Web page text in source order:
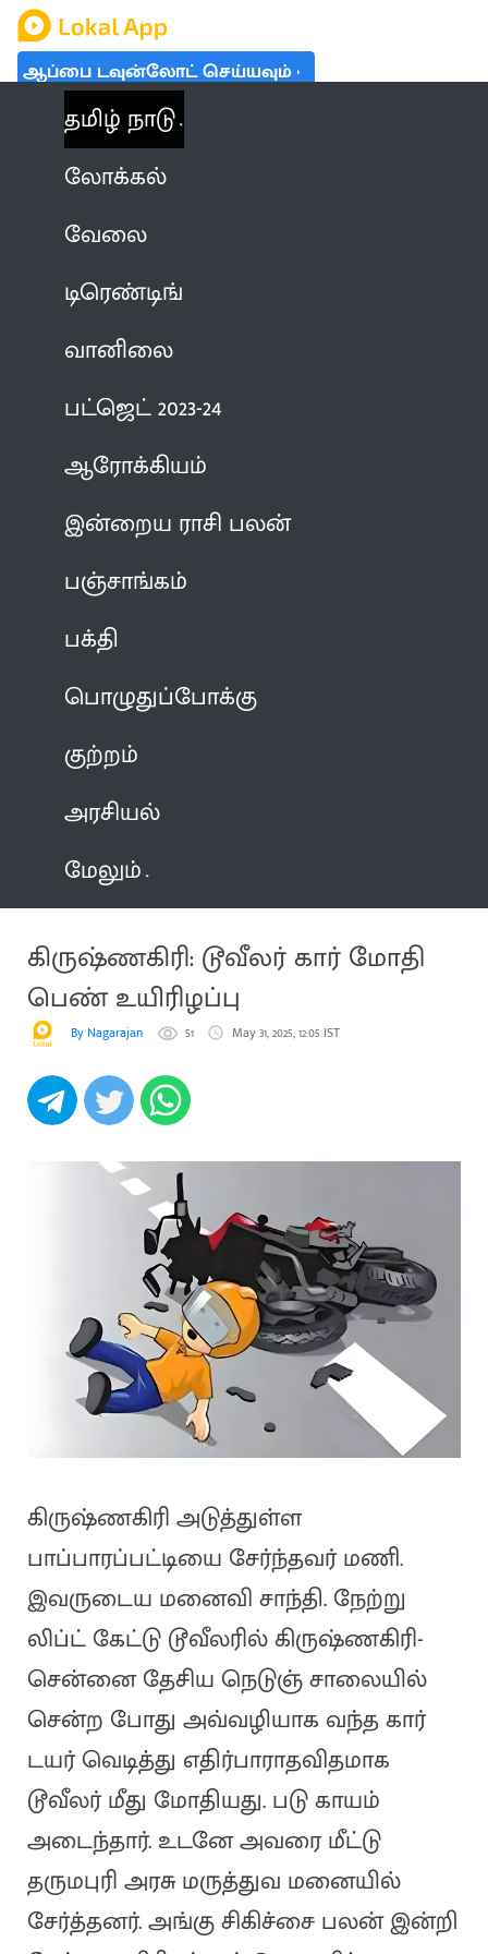
ஆப்பை டவுன்லோட் செய்யவும்
தமிழ் நாடு
லோக்கல்
வேலை
டிரெண்டிங்
வானிலை
பட்ஜெட் 2023-24
ஆரோக்கியம்
இன்றைய ராசி பலன்
பஞ்சாங்கம்
பக்தி
பொழுதுப்போக்கு
குற்றம்
அரசியல்
மேலும்
கிருஷ்ணகிரி: டூவீலர் கார் மோதி
பெண் உயிரிழப்பு
By Nagarajan 51 May 31, 2025, 12:05 IST
கிருஷ்ணகிரி அடுத்துள்ள
பாப்பாரப்பட்டியை சேர்ந்தவர் மணி.
இவருடைய மனைவி சாந்தி. நேற்று
லிப்ட் கேட்டு டூவீலரில் கிருஷ்ணகிரி-
சென்னை தேசிய நெடுஞ் சாலையில்
சென்ற போது அவ்வழியாக வந்த கார்
டயர் வெடித்து எதிர்பாராதவிதமாக
டூவீலர் மீது மோதியது. படு காயம்
அடைந்தார். உடனே அவரை மீட்டு
தருமபுரி அரசு மருத்துவ மனையில்
சேர்த்தனர். அங்கு சிகிச்சை பலன் இன்றி